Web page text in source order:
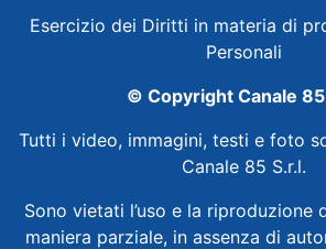
Esercizio dei Diritti in materia di
Personali
© Copyright Canale 85
Tutti i video, immagini, testi e foto
Canale 85 S.r.l.
Sono vietati l’uso e la riproduzione
maniera parziale, in assenza di